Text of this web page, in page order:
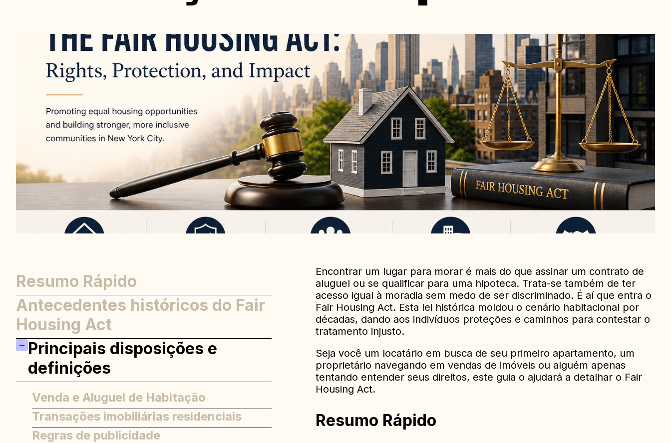
Resumo Rápido
Antecedentes históricos do Fair
Housing Act
Principais disposições e
definições
Venda e Aluguel de Habitação
Transações imobiliárias residenciais
Regras de publicidade
Encontrar um lugar para morar é mais do que assinar um contrato de
aluguel ou se qualificar para uma hipoteca. Trata-se também de ter
acesso igual à moradia sem medo de ser discriminado. É aí que entra o
Fair Housing Act. Esta lei histórica moldou o cenário habitacional por
décadas, dando aos indivíduos proteções e caminhos para contestar o
tratamento injusto.
Seja você um locatário em busca de seu primeiro apartamento, um
proprietário navegando em vendas de imóveis ou alguém apenas
tentando entender seus direitos, este guia o ajudará a detalhar o Fair
Housing Act.
Resumo Rápido